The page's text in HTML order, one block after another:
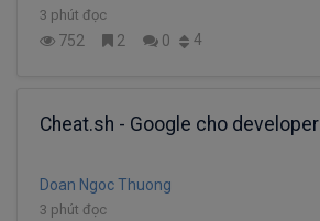
3 phút đọc
752 2 0 4
Cheat.sh - Google cho developer
Doan Ngoc Thuong
3 phút đọc